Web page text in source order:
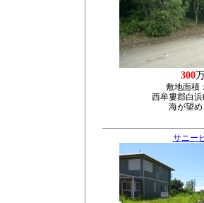
300
敷地面積
西牟婁郡白浜
海が望
サニー